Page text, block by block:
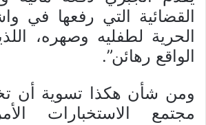
القضائية التي رفعها في
الحرية لطفليه وصهره،
الواقع رهائن”.
ومن شأن هكذا تسوية أن
مجتمع الاستخبارات